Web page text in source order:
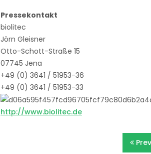
Pressekontakt
biolitec
Jörn Gleisner
Otto-Schott-Straße 15
07745 Jena
+49 (0) 3641 / 51953-36
+49 (0) 3641 / 51953-33
http://www.biolitec.de
Beitragsnavigation
Prev